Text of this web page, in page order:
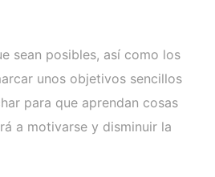
sean posibles, así como los
unos objetivos sencillos
para que aprendan cosas
a motivarse y disminuir la